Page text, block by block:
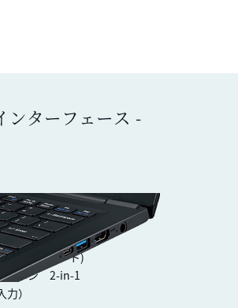
ンターフェース -
(Type A)×1
(Type C)×1
A)×1
サポート)
クロホン 2-in-1
）